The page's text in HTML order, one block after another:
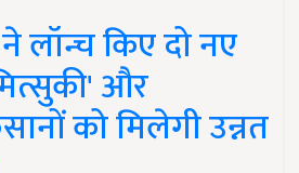
लॉन्च किए दो नए
और
को मिलेगी उन्नत